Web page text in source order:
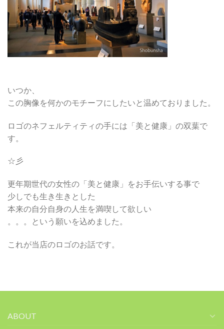
いつか、
この胸像を何かのモチーフにしたいと温めておりました。
ロゴのネフェルティティの手には「美と健康」の双葉で
す。
☆彡
更年期世代の女性の「美と健康」をお手伝いする事で
少しでも生き生きとした
本来の自分自身の人生を満喫して欲しい
。。。という願いを込めました。
これが当店のロゴのお話です。
ABOUT